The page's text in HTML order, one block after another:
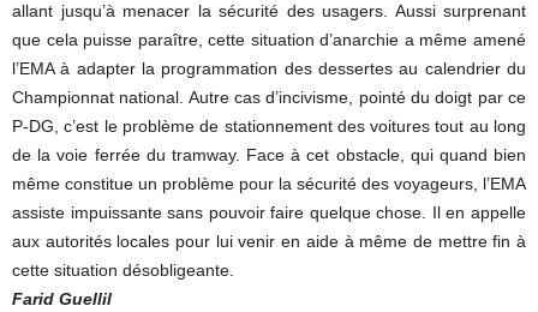
allant jusqu’à menacer la sécurité des usagers. Aussi surprenant
que cela puisse paraître, cette situation d’anarchie a même amené
l’EMA à adapter la programmation des dessertes au calendrier du
Championnat national. Autre cas d’incivisme, pointé du doigt par ce
P-DG, c’est le problème de stationnement des voitures tout au long
de la voie ferrée du tramway. Face à cet obstacle, qui quand bien
même constitue un problème pour la sécurité des voyageurs, l’EMA
assiste impuissante sans pouvoir faire quelque chose. Il en appelle
aux autorités locales pour lui venir en aide à même de mettre fin à
cette situation désobligeante.
Farid Guellil